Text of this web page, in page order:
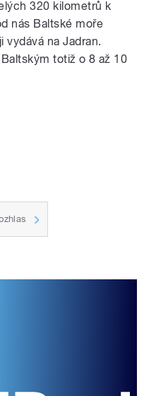
320 kilometrů k
nás Baltské moře
vydává na Jadran.
totiž o 8 až 10